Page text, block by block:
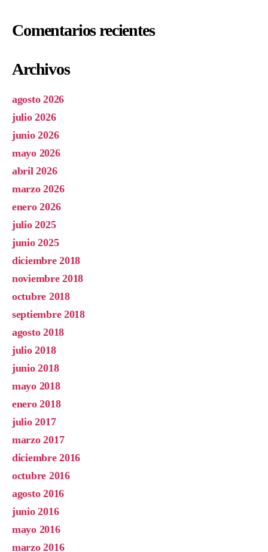
Comentarios recientes
Archivos
agosto 2026
julio 2026
junio 2026
mayo 2026
abril 2026
marzo 2026
enero 2026
julio 2025
junio 2025
diciembre 2018
noviembre 2018
octubre 2018
septiembre 2018
agosto 2018
julio 2018
junio 2018
mayo 2018
enero 2018
julio 2017
marzo 2017
diciembre 2016
octubre 2016
agosto 2016
junio 2016
mayo 2016
marzo 2016